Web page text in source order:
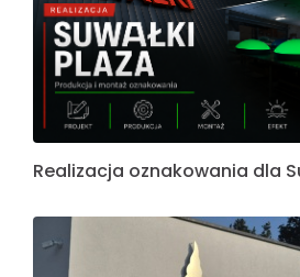
Realizacja oznakowania dla